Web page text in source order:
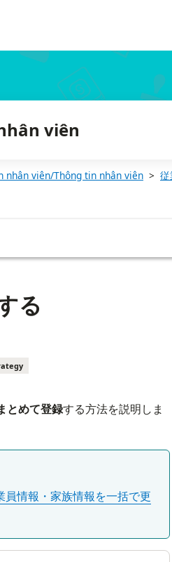
viên
nhân viên/Thông tin nhân viên
る
とめて登録する方法を説明しま
員情報・家族情報を一括で更